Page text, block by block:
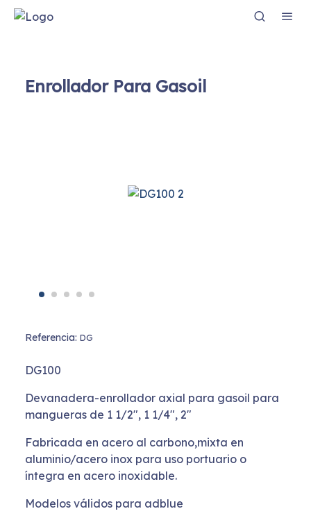
Enrollador Para Gasoil
Referencia: DG
DG100
Devanadera-enrollador axial para gasoil para
mangueras de 1 1/2", 1 1/4", 2"
Fabricada en acero al carbono,mixta en
aluminio/acero inox para uso portuario o
íntegra en acero inoxidable.
Modelos válidos para adblue